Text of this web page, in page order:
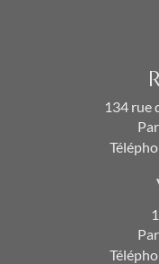
134 rue